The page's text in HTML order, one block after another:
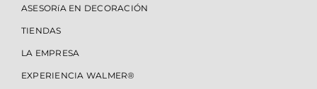
ASESORíA EN DECORACIÓN
TIENDAS
LA EMPRESA
EXPERIENCIA WALMER®